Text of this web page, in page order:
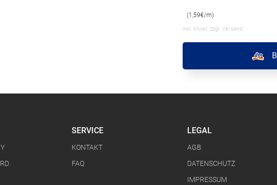
(1,59€/m)
inkl. Mwst, zzgl. Versand
SERVICE
KONTAKT
FAQ
LEGAL
AGB
DATENSCHUTZ
IMPRESSUM